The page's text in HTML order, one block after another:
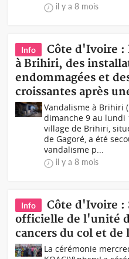
il y a 8 mois
Info
Côte d'Ivoire :
à Brihiri, des
endommagées et
croissantes après
Vandalisme à Brihiri
dimanche 9 au lundi
village de Brihiri,
de Gagoré, a été
vandalisme p...
il y a 8 mois
Info
Côte d'Ivoire :
officielle de l'unité
cancers du col et
La cérémonie